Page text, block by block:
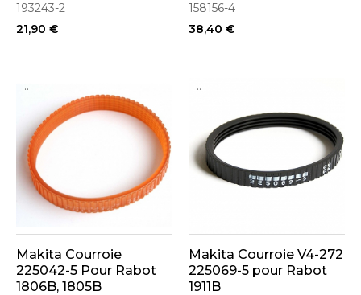
193243-2
21,90 €
158156-4
38,40 €
..
Makita Courroie
225042-5 Pour Rabot
1806B, 1805B
..
Makita Courroie V4-272
225069-5 pour Rabot
1911B